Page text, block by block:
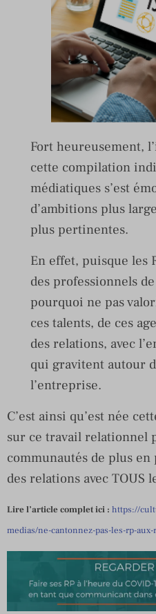
Fort heureusement,
cette compilation
médiatiques s’est
d’ambitions plus
plus pertinentes.
En effet, puisque les
des professionnels
pourquoi ne pas
ces talents, de ces
des relations, avec
qui gravitent autour
l’entreprise.
C’est ainsi qu’est née
sur ce travail relationnel
communautés de plus
des relations avec TOUS
Lire l’article complet ici : https://
medias/ne-cantonnez-pas-les-rp-